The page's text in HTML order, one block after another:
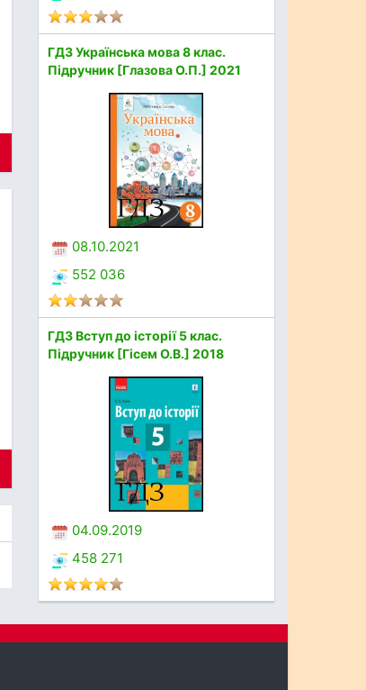
ГДЗ Українська мова 8 клас.
Підручник [Глазова О.П.] 2021
08.10.2021
552 036
ГДЗ Вступ до історії 5 клас.
Підручник [Гісем О.В.] 2018
04.09.2019
458 271